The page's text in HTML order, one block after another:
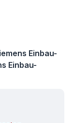
Einbau-
Einbau-